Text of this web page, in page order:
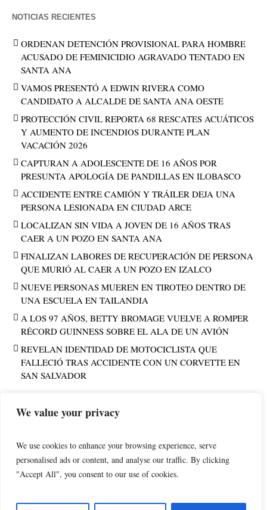
We value your privacy
We use cookies to enhance your browsing experience, serve
personalised ads or content, and analyse our traffic. By clicking
"Accept All", you consent to our use of cookies.
NOTICIAS RECIENTES
ORDENAN DETENCIÓN PROVISIONAL PARA HOMBRE
ACUSADO DE FEMINICIDIO AGRAVADO TENTADO EN
SANTA ANA
VAMOS PRESENTÓ A EDWIN RIVERA COMO
CANDIDATO A ALCALDE DE SANTA ANA OESTE
PROTECCIÓN CIVIL REPORTA 68 RESCATES ACUÁTICOS
Y AUMENTO DE INCENDIOS DURANTE PLAN
VACACIÓN 2026
CAPTURAN A ADOLESCENTE DE 16 AÑOS POR
PRESUNTA APOLOGÍA DE PANDILLAS EN ILOBASCO
ACCIDENTE ENTRE CAMIÓN Y TRÁILER DEJA UNA
PERSONA LESIONADA EN CIUDAD ARCE
LOCALIZAN SIN VIDA A JOVEN DE 16 AÑOS TRAS
CAER A UN POZO EN SANTA ANA
FINALIZAN LABORES DE RECUPERACIÓN DE PERSONA
QUE MURIÓ AL CAER A UN POZO EN IZALCO
NUEVE PERSONAS MUEREN EN TIROTEO DENTRO DE
UNA ESCUELA EN TAILANDIA
A LOS 97 AÑOS, BETTY BROMAGE VUELVE A ROMPER
RÉCORD GUINNESS SOBRE EL ALA DE UN AVIÓN
REVELAN IDENTIDAD DE MOTOCICLISTA QUE
FALLECIÓ TRAS ACCIDENTE CON UN CORVETTE EN
SAN SALVADOR
PUBLICIDAD